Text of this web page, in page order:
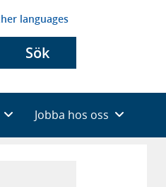
languages
Sök
Jobba hos oss